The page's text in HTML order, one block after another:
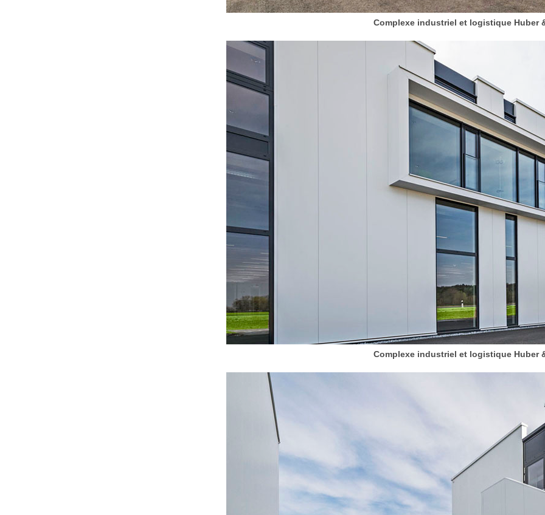
Complexe industriel et logistique Huber
Complexe industriel et logistique Huber